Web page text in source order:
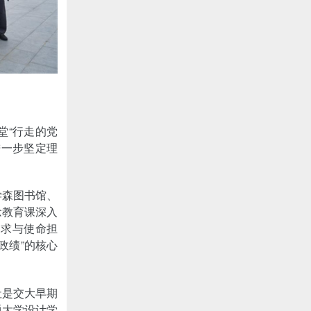
“行走的党
步坚定理
图书馆、
育课深入
与使命担
绩”的核心
交大早期